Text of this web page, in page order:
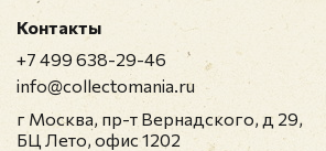
Контакты
+7 499 638-29-46
info@collectomania.ru
г Москва, пр-т Вернадского, д 29,
БЦ Лето, офис 1202